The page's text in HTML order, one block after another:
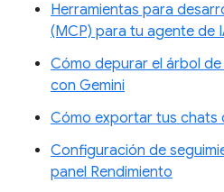
Herramientas para
(MCP) para tu agente de
Cómo depurar el árbol
con Gemini
Cómo exportar tus chats
Configuración de
panel Rendimiento